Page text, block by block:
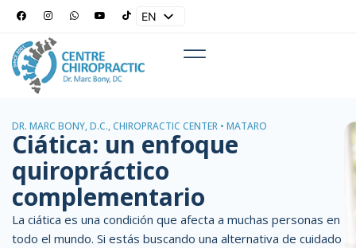
EN
DR. MARC BONY, D.C., CHIROPRACTIC CENTER • MATARÓ
Ciática: un enfoque
quiropráctico
complementario
La ciática es una condición que afecta a muchas personas en
todo el mundo. Si estás buscando una alternativa de cuidado